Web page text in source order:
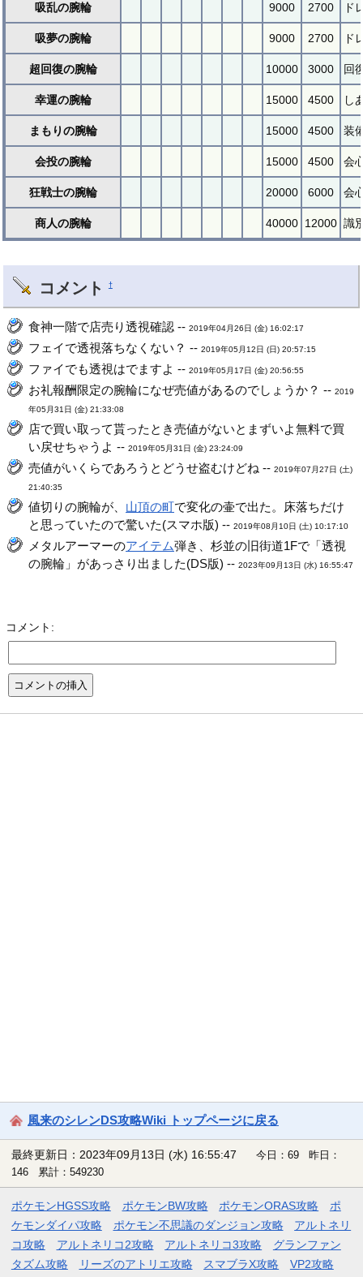
吸乱の腕輪 9000 2700 ド
吸夢の腕輪 9000 2700 ド
超回復の腕輪 10000 3000 回
幸運の腕輪 15000 4500 し
まもりの腕輪 15000 4500 装
会投の腕輪 15000 4500 会
狂戦士の腕輪 20000 6000 会
商人の腕輪 40000 12000 識
コメント †
食神一階で店売り透視確認 --2019年04月26日 (金) 16:02:17
フェイで透視落ちなくない？ --2019年05月12日 (日) 20:57:15
ファイでも透視はでますよ --2019年05月17日 (金) 20:56:55
お礼報酬限定の腕輪になぜ売値があるのでしょうか？ --2019
年05月31日 (金) 21:33:08
店で買い取って貰ったとき売値がないとまずいよ無料で買
い戻せちゃうよ --2019年05月31日 (金) 23:24:09
売値がいくらであろうとどうせ盗むけどね --2019年07月27日 (土)
21:40:35
値切りの腕輪が、 山頂の町で変化の壷で出た。床落ちだけ
と思っていたので驚いた(スマホ版) --2019年08月10日 (土) 10:17:10
メタルアーマーのアイテム弾き、杉並の旧街道1Fで「透視
の腕輪」があっさり出ました(DS版) --2023年09月13日 (水) 16:55:47
コメント:
風来のシレンDS攻略Wiki トップページに戻る
最終更新日：2023年09月13日 (水) 16:55:47
今日：69 昨日：
146 累計：549230
ポケモンHGSS攻略 ポケモンBW攻略 ポケモンORAS攻略
ポ
ケモンダイパ攻略
ポケモン不思議のダンジョン攻略
アルトネリ
コ攻略
アルトネリコ2攻略 アルトネリコ3攻略
グランファン
タズム攻略
リーズのアトリエ攻略 スマブラX攻略
VP2攻略